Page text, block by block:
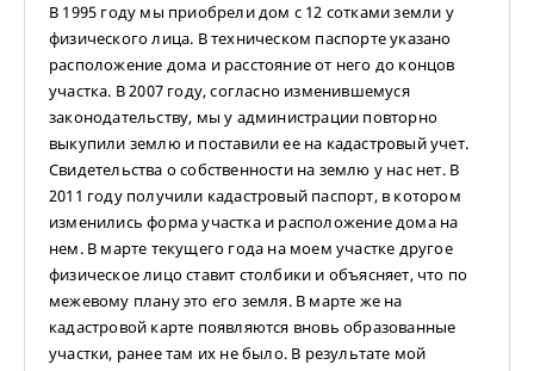
В 1995 году мы приобрели дом с 12 сотками земли у
физического лица. В техническом паспорте указано
расположение дома и расстояние от него до концов
участка. В 2007 году, согласно изменившемуся
законодательству, мы у администрации повторно
выкупили землю и поставили ее на кадастровый учет.
Свидетельства о собственности на землю у нас нет. В
2011 году получили кадастровый паспорт, в котором
изменились форма участка и расположение дома на
нем. В марте текущего года на моем участке другое
физическое лицо ставит столбики и объясняет, что по
межевому плану это его земля. В марте же на
кадастровой карте появляются вновь образованные
участки, ранее там их не было. В результате мой